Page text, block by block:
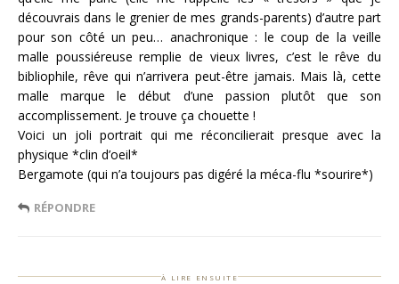
découvrais dans le grenier de mes grands-parents) d’autre part
pour son côté un peu… anachronique : le coup de la veille
malle poussiéreuse remplie de vieux livres, c’est le rêve du
bibliophile, rêve qui n’arrivera peut-être jamais. Mais là, cette
malle marque le début d’une passion plutôt que son
accomplissement. Je trouve ça chouette !
Voici un joli portrait qui me réconcilierait presque avec la
physique *clin d’oeil*
Bergamote (qui n’a toujours pas digéré la méca-flu *sourire*)
RÉPONDRE
à lire ensuite